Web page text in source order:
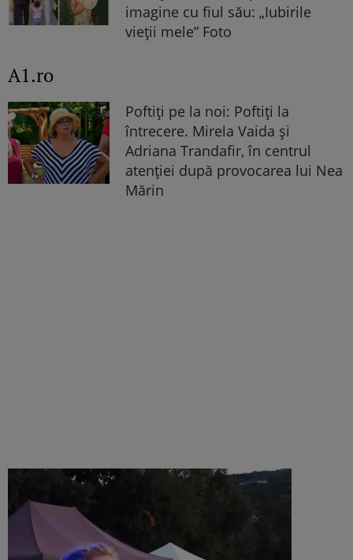
imagine cu fiul său: „Iubirile
vieții mele” Foto
A1.ro
Poftiți pe la noi: Poftiți la
întrecere. Mirela Vaida și
Adriana Trandafir, în centrul
atenției după provocarea lui Nea
Mărin